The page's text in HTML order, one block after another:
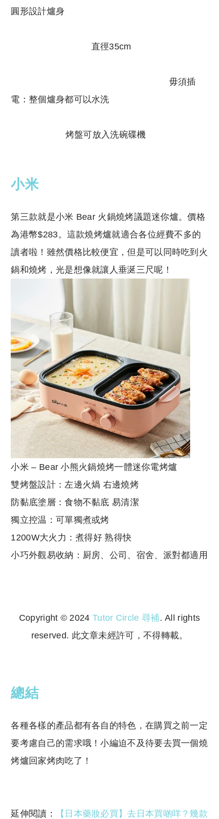
圓形設計爐身
直徑35cm
毋須插
電：整個爐身都可以水洗
烤盤可放入洗碗碟機
小米
第三款就是小米 Bear 火鍋燒烤議題迷你爐。價格
為港幣$283。這款燒烤爐就適合各位經費不多的
讀者啦！雖然價格比較便宜，但是可以同時吃到火
鍋和燒烤，光是想像就讓人垂涎三尺呢！
小米 – Bear 小熊火鍋燒烤一體迷你電烤爐
雙烤盤設計：左邊火煱 右邊燒烤
防黏底塗層：食物不黏底 易清潔
獨立控温：可單獨煮或烤
1200W大火力：煮得好 熟得快
小巧外觀易收納：厨房、公司、宿舍、派對都適用
Copyright © 2024 Tutor Circle 尋補. All rights
reserved. 此文章未經許可，不得轉載。
總結
各種各樣的產品都有各自的特色，在購買之前一定
要考慮自己的需求哦！小編迫不及待要去買一個燒
烤爐回家烤肉吃了！
延伸閱讀：
【日本藥妝必買】去日本買啲咩？幾款